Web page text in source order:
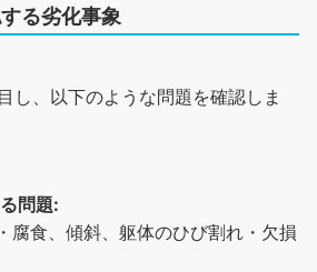
る劣化事象
し、以下のような問題を確認しま
問題:
腐食、傾斜、躯体のひび割れ・欠損